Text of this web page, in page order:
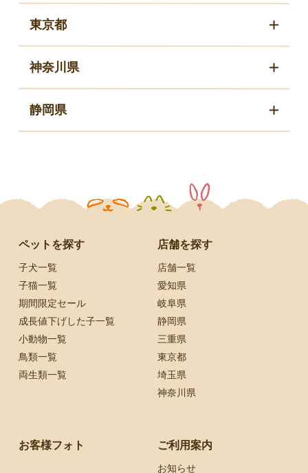
東京都
神奈川県
静岡県
ペットを探す
子犬一覧
子猫一覧
期間限定セール
成長値下げした子一覧
小動物一覧
鳥類一覧
両生類一覧
店舗を探す
店舗一覧
愛知県
岐阜県
静岡県
三重県
東京都
埼玉県
神奈川県
お客様フォト ご利用案内
お知らせ